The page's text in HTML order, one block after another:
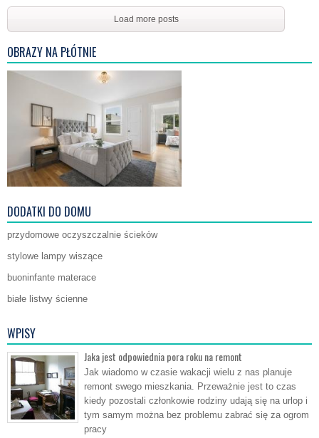
Load more posts
OBRAZY NA PŁÓTNIE
DODATKI DO DOMU
przydomowe oczyszczalnie ścieków
stylowe lampy wiszące
buoninfante materace
białe listwy ścienne
WPISY
Jaka jest odpowiednia pora roku na remont
Jak wiadomo w czasie wakacji wielu z nas planuje
remont swego mieszkania. Przeważnie jest to czas
kiedy pozostali członkowie rodziny udają się na urlop i
tym samym można bez problemu zabrać się za ogrom
pracy